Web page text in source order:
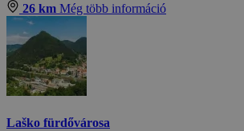
26 km Még több információ
Laško fürdővárosa